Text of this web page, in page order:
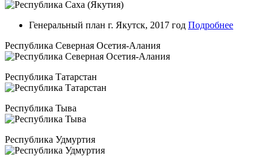
Генеральный план г. Якутск, 2017 год Подробнее
Республика Северная Осетия-Алания
Республика Татарстан
Республика Тыва
Республика Удмуртия